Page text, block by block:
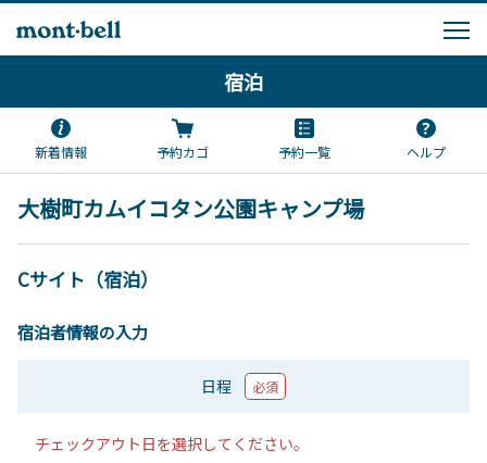
宿泊
新着情報 予約カゴ 予約一覧 ヘルプ
大樹町カムイコタン公園キャンプ場
Cサイト（宿泊）
宿泊者情報の入力
日程 必須
チェックアウト日を選択してください。